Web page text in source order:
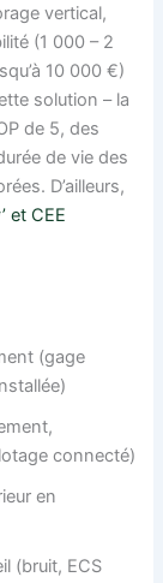
vertical,
(1 000 – 2
10 000 €)
solution – la
de 5, des
de vie des
D’ailleurs,
et CEE
(gage
connecté)
en
(bruit, ECS